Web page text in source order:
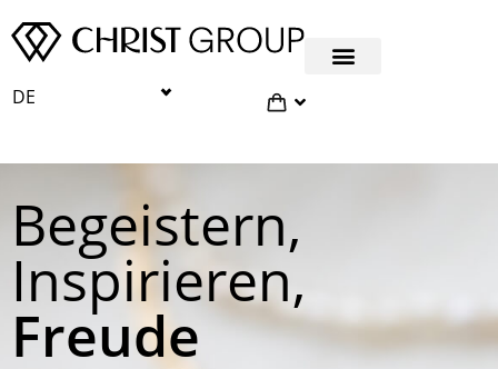
DE
Begeistern,
Inspirieren,
Freude